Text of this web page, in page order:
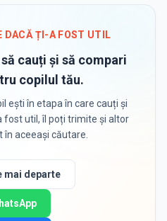
DACĂ ȚI-A FOST UTIL
cauți și să compari
copilul tău.
ești în etapa în care cauți și
fost util, îl poți trimite și altor
aceeași căutare.
mai departe